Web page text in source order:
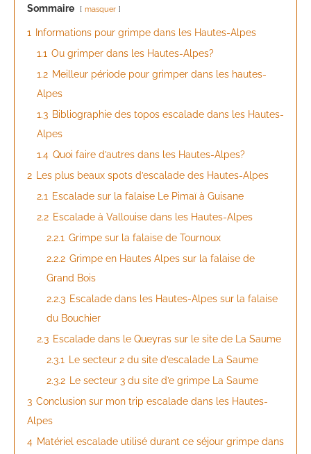
Sommaire masquer
1
Informations pour grimpe dans les Hautes-Alpes
1.1 Ou grimper dans les Hautes-Alpes?
1.2 Meilleur période pour grimper dans les hautes-
Alpes
1.3 Bibliographie des topos escalade dans les Hautes-
Alpes
1.4 Quoi faire d’autres dans les Hautes-Alpes?
2
Les plus beaux spots d’escalade des Hautes-Alpes
2.1
Escalade sur la falaise Le Pimaï à Guisane
2.2 Escalade à Vallouise dans les Hautes-Alpes
2.2.1 Grimpe sur la falaise de Tournoux
2.2.2 Grimpe en Hautes Alpes sur la falaise de
Grand Bois
2.2.3 Escalade dans les Hautes-Alpes sur la falaise
du Bouchier
2.3 Escalade dans le Queyras sur le site de La Saume
2.3.1
Le secteur 2 du site d’escalade La Saume
2.3.2
Le secteur 3 du site d’e grimpe La Saume
3 Conclusion sur mon trip escalade dans les Hautes-
Alpes
4 Matériel escalade utilisé durant ce séjour grimpe dans